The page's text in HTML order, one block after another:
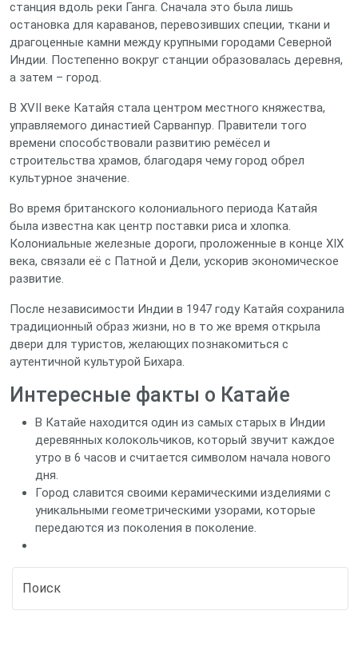
станция вдоль реки Ганга. Сначала это была лишь
остановка для караванов, перевозивших специи, ткани и
драгоценные камни между крупными городами Северной
Индии. Постепенно вокруг станции образовалась деревня,
а затем – город.
В XVII веке Катайя стала центром местного княжества,
управляемого династией Сарванпур. Правители того
времени способствовали развитию ремёсел и
строительства храмов, благодаря чему город обрел
культурное значение.
Во время британского колониального периода Катайя
была известна как центр поставки риса и хлопка.
Колониальные железные дороги, проложенные в конце XIX
века, связали её с Патной и Дели, ускорив экономическое
развитие.
После независимости Индии в 1947 году Катайя сохранила
традиционный образ жизни, но в то же время открыла
двери для туристов, желающих познакомиться с
аутентичной культурой Бихара.
Интересные факты о Катайе
В Катайе находится один из самых старых в Индии
деревянных колокольчиков, который звучит каждое
утро в 6 часов и считается символом начала нового
дня.
Город славится своими керамическими изделиями с
уникальными геометрическими узорами, которые
передаются из поколения в поколение.